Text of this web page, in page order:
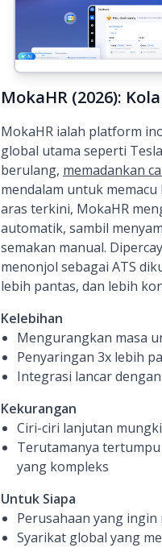
MokaHR (2026):
MokaHR ialah platform
global utama seperti
berulang, memadankan
mendalam untuk
aras terkini, MokaHR
automatik, sambil
semakan manual.
menonjol sebagai ATS
lebih pantas, dan lebih
Kelebihan
Mengurangkan masa
Penyaringan 3x lebih
Integrasi lancar
Kekurangan
Ciri-ciri lanjutan
Terutamanya
yang kompleks
Untuk Siapa
Perusahaan yang
Syarikat global yang